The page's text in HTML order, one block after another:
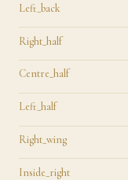
Left_back
Right_half
Centre_half
Left_half
Right_wing
Inside_right